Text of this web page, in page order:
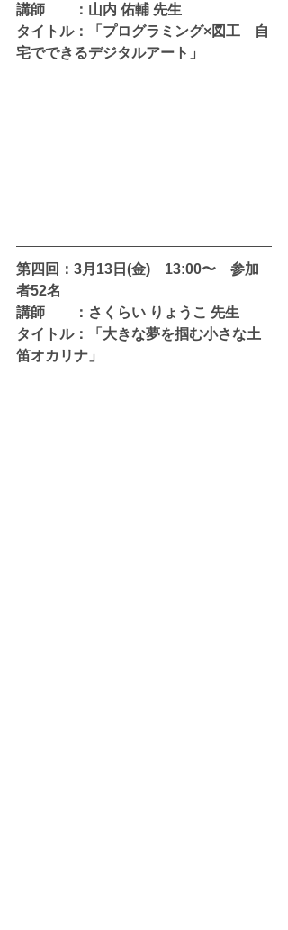
講師　　：山内 佑輔 先生
タイトル：「プログラミング×図工　自
宅でできるデジタルアート」
第四回：3月13日(金)　13:00〜　参加
者52名
講師　　：さくらい りょうこ 先生
タイトル：「大きな夢を掴む小さな土
笛オカリナ」